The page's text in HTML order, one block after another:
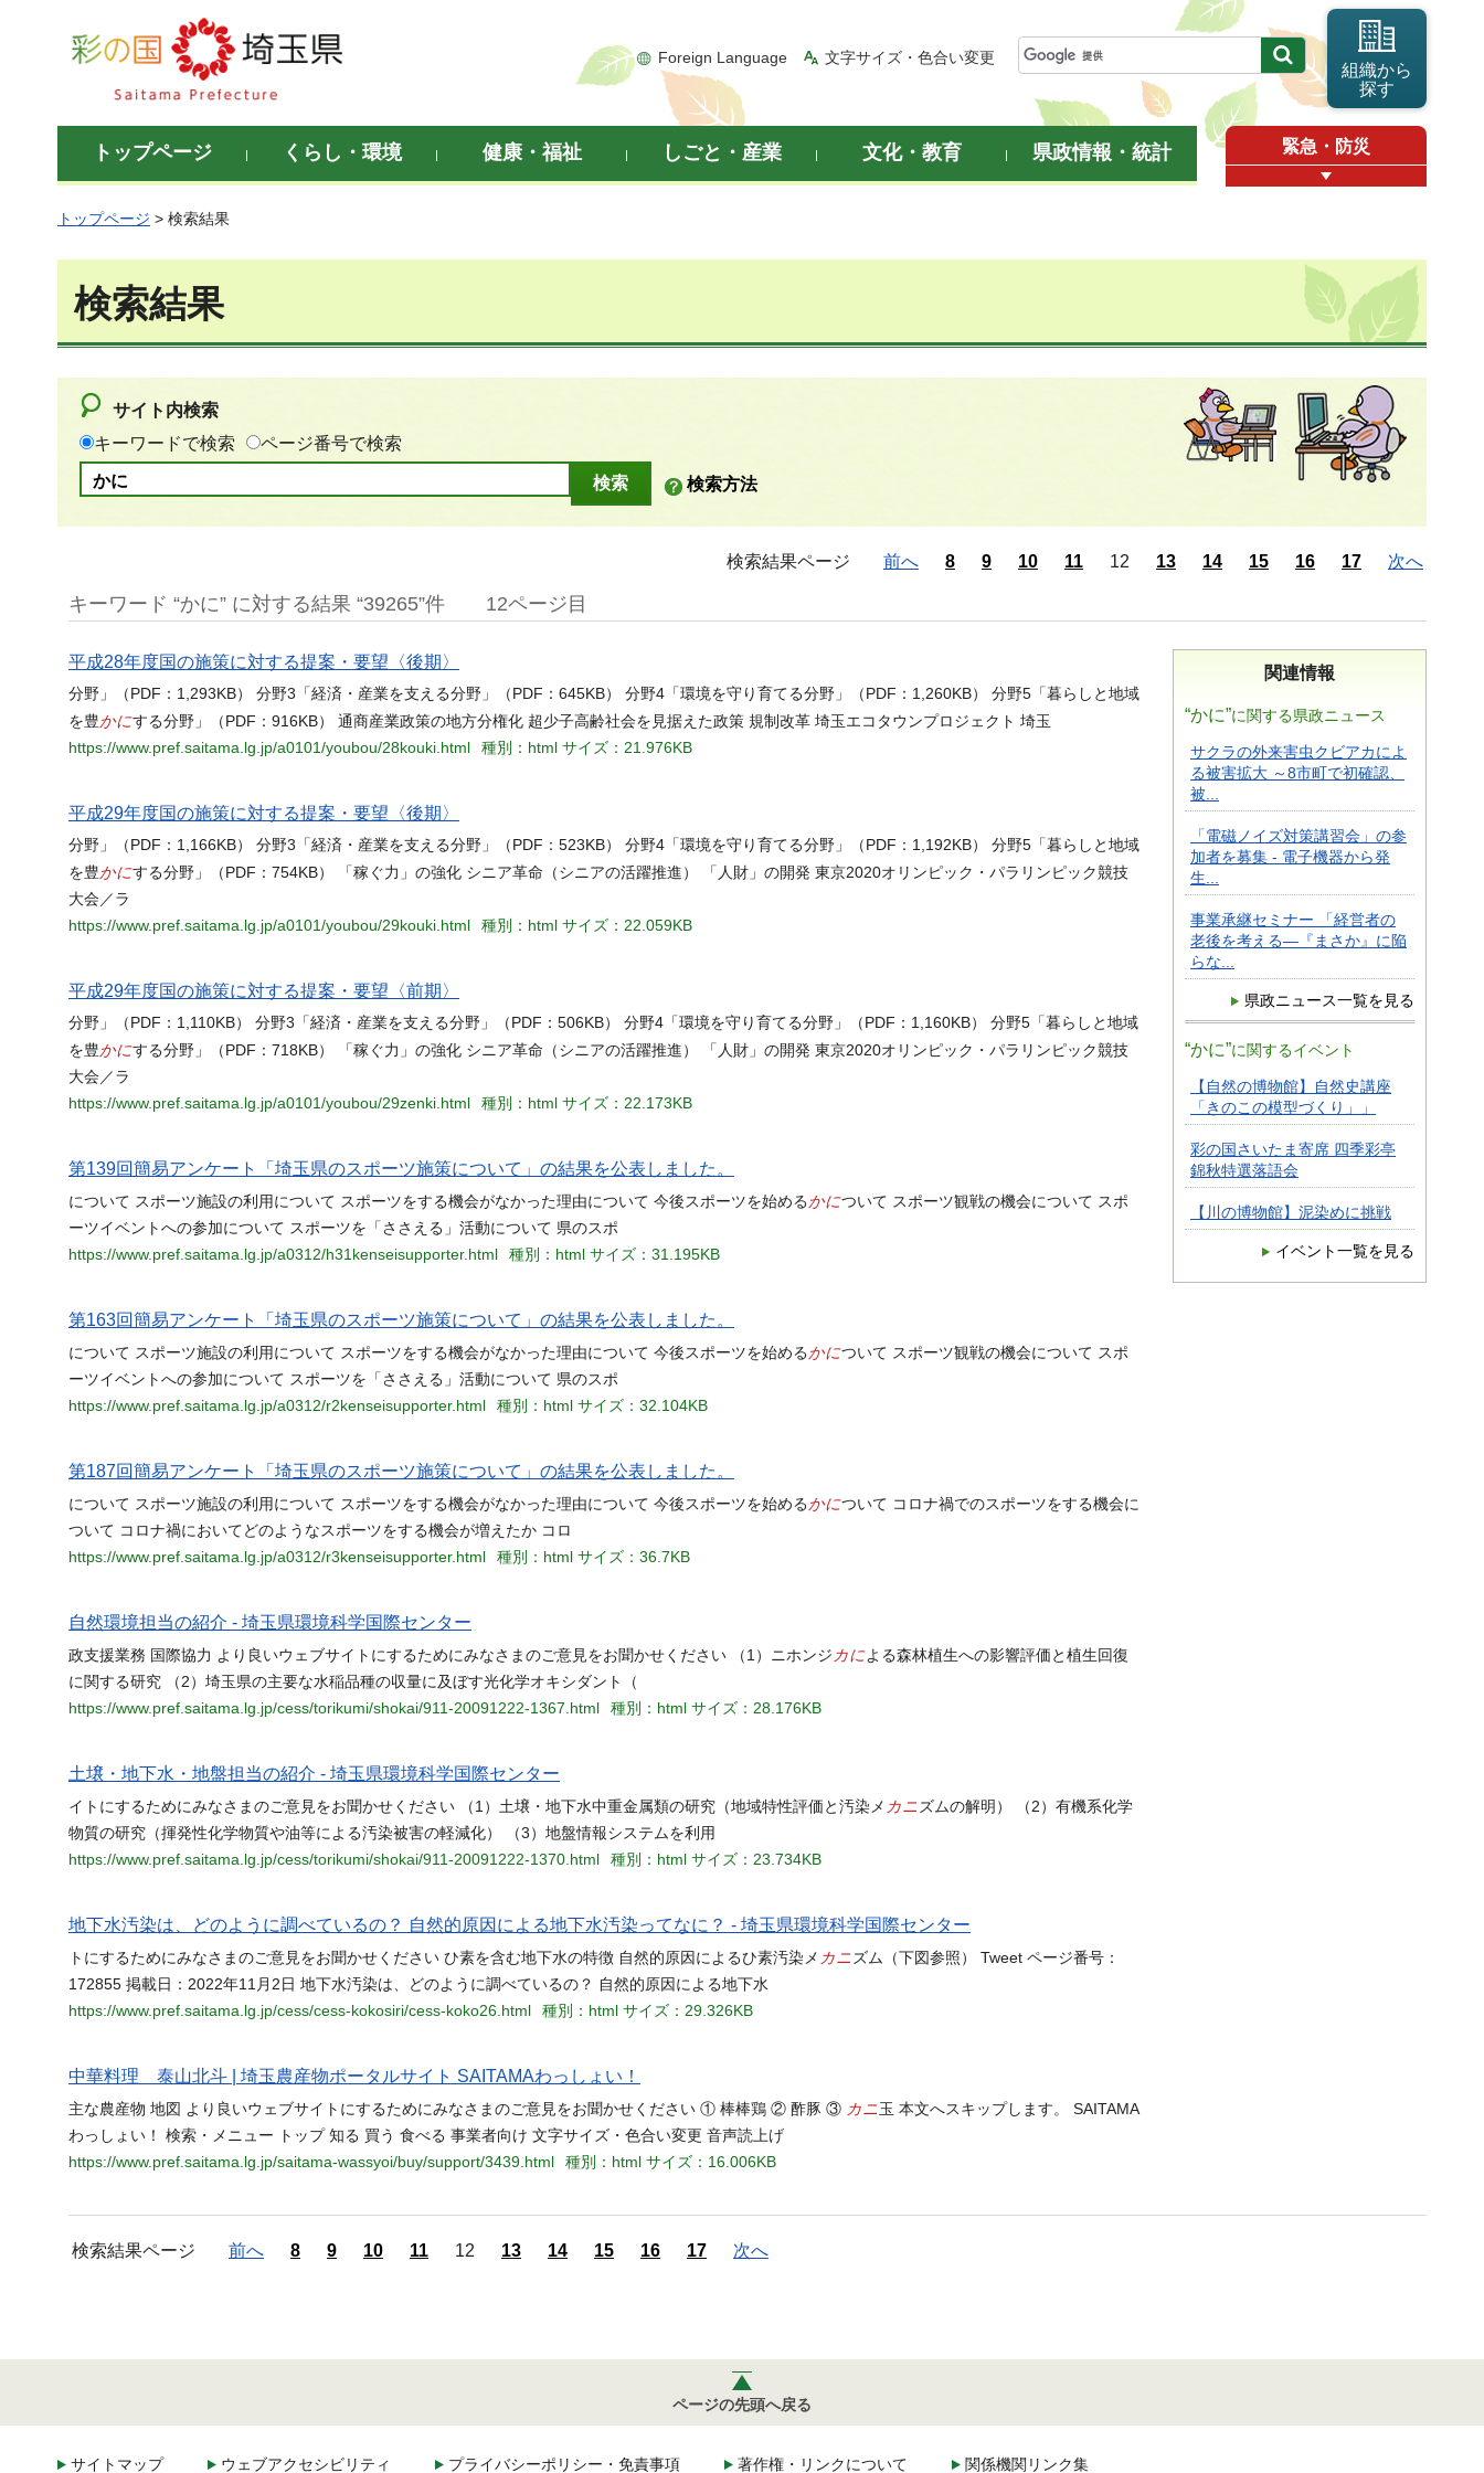
彩の国 埼玉県
Foreign Language 文字サイズ・色合い変更
組織から
探す
トップページ くらし・環境 健康・福祉 しごと・産業 文化・教育 県政情報・統計 緊急・防災
トップページ > 検索結果
検索結果
サイト内検索
キーワードで検索
ページ番号で検索
検索方法
検索結果ページ 前へ 8 9 10 11 12 13 14 15 16 17 次へ
キーワード “かに” に対する結果 “39265”件 12ページ目
関連情報
“かに”に関する県政ニュース
サクラの外来害虫クビアカによ
る被害拡大 ～8市町で初確認、
被...
「電磁ノイズ対策講習会」の参
加者を募集 - 電子機器から発
生...
事業承継セミナー 「経営者の
老後を考える―『まさか』に陥
らな...
県政ニュース一覧を見る
“かに”に関するイベント
【自然の博物館】自然史講座
「きのこの模型づくり」」
彩の国さいたま寄席 四季彩亭
錦秋特選落語会
【川の博物館】泥染めに挑戦
イベント一覧を見る
平成28年度国の施策に対する提案・要望〈後期〉
分野」（PDF：1,293KB） 分野3「経済・産業を支える分野」（PDF：645KB） 分野4「環境を守り育てる分野」（PDF：1,260KB） 分野5「暮らしと地域
を豊 かにする分野」（PDF：916KB） 通商産業政策の地方分権化 超少子高齢社会を見据えた政策 規制改革 埼玉エコタウンプロジェクト 埼玉
https://www.pref.saitama.lg.jp/a0101/youbou/28kouki.html
種別：html サイズ：21.976KB
平成29年度国の施策に対する提案・要望〈後期〉
分野」（PDF：1,166KB） 分野3「経済・産業を支える分野」（PDF：523KB） 分野4「環境を守り育てる分野」（PDF：1,192KB） 分野5「暮らしと地域
を豊 かにする分野」（PDF：754KB） 「稼ぐ力」の強化 シニア革命（シニアの活躍推進） 「人財」の開発 東京2020オリンピック・パラリンピック競技
大会／ラ
https://www.pref.saitama.lg.jp/a0101/youbou/29kouki.html
種別：html サイズ：22.059KB
平成29年度国の施策に対する提案・要望〈前期〉
分野」（PDF：1,110KB） 分野3「経済・産業を支える分野」（PDF：506KB） 分野4「環境を守り育てる分野」（PDF：1,160KB） 分野5「暮らしと地域
を豊 かにする分野」（PDF：718KB） 「稼ぐ力」の強化 シニア革命（シニアの活躍推進） 「人財」の開発 東京2020オリンピック・パラリンピック競技
大会／ラ
https://www.pref.saitama.lg.jp/a0101/youbou/29zenki.html
種別：html サイズ：22.173KB
第139回簡易アンケート「埼玉県のスポーツ施策について」の結果を公表しました。
について スポーツ施設の利用について スポーツをする機会がなかった理由について 今後スポーツを始める かについて スポーツ観戦の機会について スポ
ーツイベントへの参加について スポーツを「ささえる」活動について 県のスポ
https://www.pref.saitama.lg.jp/a0312/h31kenseisupporter.html
種別：html サイズ：31.195KB
第163回簡易アンケート「埼玉県のスポーツ施策について」の結果を公表しました。
について スポーツ施設の利用について スポーツをする機会がなかった理由について 今後スポーツを始める かについて スポーツ観戦の機会について スポ
ーツイベントへの参加について スポーツを「ささえる」活動について 県のスポ
https://www.pref.saitama.lg.jp/a0312/r2kenseisupporter.html
種別：html サイズ：32.104KB
第187回簡易アンケート「埼玉県のスポーツ施策について」の結果を公表しました。
について スポーツ施設の利用について スポーツをする機会がなかった理由について 今後スポーツを始める かについて コロナ禍でのスポーツをする機会に
ついて コロナ禍においてどのようなスポーツをする機会が増えたか コロ
https://www.pref.saitama.lg.jp/a0312/r3kenseisupporter.html
種別：html サイズ：36.7KB
自然環境担当の紹介 - 埼玉県環境科学国際センター
政支援業務 国際協力 より良いウェブサイトにするためにみなさまのご意見をお聞かせください （1）ニホンジ カによる森林植生への影響評価と植生回復
に関する研究 （2）埼玉県の主要な水稲品種の収量に及ぼす光化学オキシダント（
https://www.pref.saitama.lg.jp/cess/torikumi/shokai/911-20091222-1367.html
種別：html サイズ：28.176KB
土壌・地下水・地盤担当の紹介 - 埼玉県環境科学国際センター
イトにするためにみなさまのご意見をお聞かせください （1）土壌・地下水中重金属類の研究（地域特性評価と汚染メ カニ ズムの解明） （2）有機系化学
物質の研究（揮発性化学物質や油等による汚染被害の軽減化） （3）地盤情報システムを利用
https://www.pref.saitama.lg.jp/cess/torikumi/shokai/911-20091222-1370.html
種別：html サイズ：23.734KB
地下水汚染は、どのように調べているの？ 自然的原因による地下水汚染ってなに？ - 埼玉県環境科学国際センター
トにするためにみなさまのご意見をお聞かせください ひ素を含む地下水の特徴 自然的原因によるひ素汚染メ カニ ズム（下図参照） Tweet ページ番号：
172855 掲載日：2022年11月2日 地下水汚染は、どのように調べているの？ 自然的原因による地下水
https://www.pref.saitama.lg.jp/cess/cess-kokosiri/cess-koko26.html
種別：html サイズ：29.326KB
中華料理 泰山北斗 | 埼玉農産物ポータルサイト SAITAMAわっしょい！
主な農産物 地図 より良いウェブサイトにするためにみなさまのご意見をお聞かせください ① 棒棒鶏 ② 酢豚 ③ カニ 玉 本文へスキップします。 SAITAMA
わっしょい！ 検索・メニュー トップ 知る 買う 食べる 事業者向け 文字サイズ・色合い変更 音声読上げ
https://www.pref.saitama.lg.jp/saitama-wassyoi/buy/support/3439.html
種別：html サイズ：16.006KB
検索結果ページ 前へ 8 9 10 11 12 13 14 15 16 17 次へ
ページの先頭へ戻る
サイトマップ ウェブアクセシビリティ プライバシーポリシー・免責事項 著作権・リンクについて 関係機関リンク集